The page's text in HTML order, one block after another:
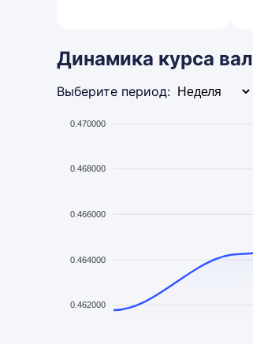
Динамика курса
Выберите период:
0.470000
0.468000
0.466000
0.464000
0.462000